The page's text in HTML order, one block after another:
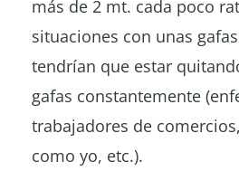
más de 2 mt. cada poco
situaciones con unas
tendrían que estar
gafas constantemente
trabajadores de
como yo, etc.).